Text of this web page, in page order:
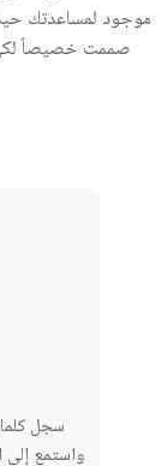
موجود لمساعدتك
صممت خصيصاً لكي
سجل
واستمع إلى